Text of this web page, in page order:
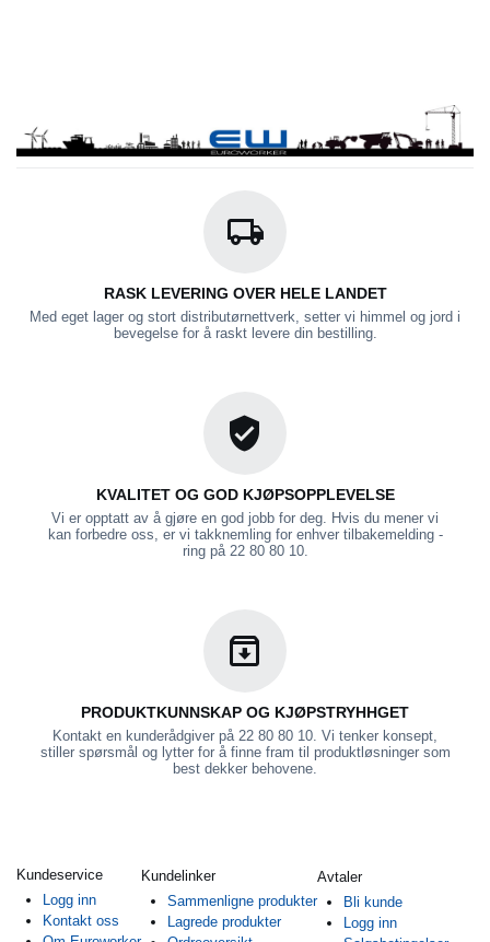
RASK LEVERING OVER HELE LANDET
Med eget lager og stort distributørnettverk, setter vi himmel og jord i
bevegelse for å raskt levere din bestilling.
KVALITET OG GOD KJØPSOPPLEVELSE
Vi er opptatt av å gjøre en god jobb for deg. Hvis du mener vi
kan forbedre oss, er vi takknemling for enhver tilbakemelding -
ring på 22 80 80 10.
PRODUKTKUNNSKAP OG KJØPSTRYHHGET
Kontakt en kunderådgiver på 22 80 80 10. Vi tenker konsept,
stiller spørsmål og lytter for å finne fram til produktløsninger som
best dekker behovene.
Kundeservice
Logg inn
Kontakt oss
Kundelinker
Sammenligne produkter
Lagrede produkter
Avtaler
Bli kunde
Logg inn